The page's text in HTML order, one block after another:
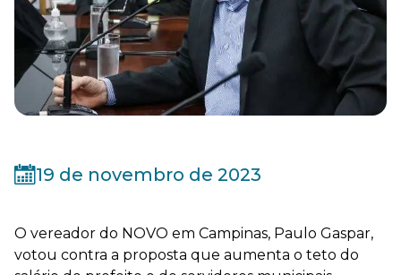
19 de novembro de 2023
O vereador do NOVO em Campinas, Paulo Gaspar,
votou contra a proposta que aumenta o teto do